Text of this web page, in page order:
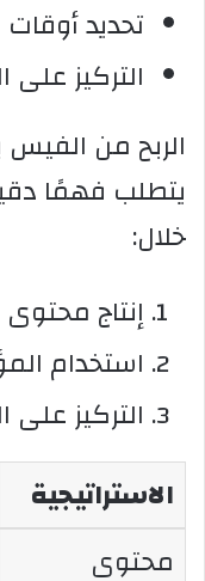
تحديد أوقات
التركيز
الربح من
يتطلب فهمًا
خلال:
إنتاج
استخدام
التركيز
الاستراتيجية
محتوى